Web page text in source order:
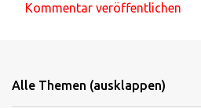
Kommentar veröffentlichen
Alle Themen (ausklappen)